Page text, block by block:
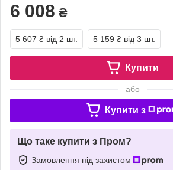
6 008 ₴
5 607 ₴ від 2 шт. 5 159 ₴ від 3 шт.
Купити
або
Купити з
Що таке купити з Пром?
Замовлення під захистом